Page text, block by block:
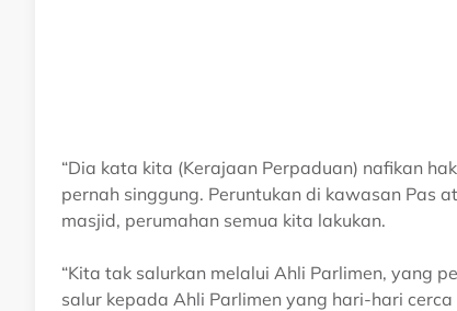
“Dia kata kita (Kerajaan Perpaduan) nafikan
pernah singgung. Peruntukan di kawasan Pas
masjid, perumahan semua kita lakukan.
“Kita tak salurkan melalui Ahli Parlimen, yang
salur kepada Ahli Parlimen yang hari-hari